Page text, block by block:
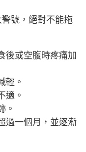
號，絕對不能拖
後或空腹時疼痛加
輕。
適。
。
過一個月，並逐漸